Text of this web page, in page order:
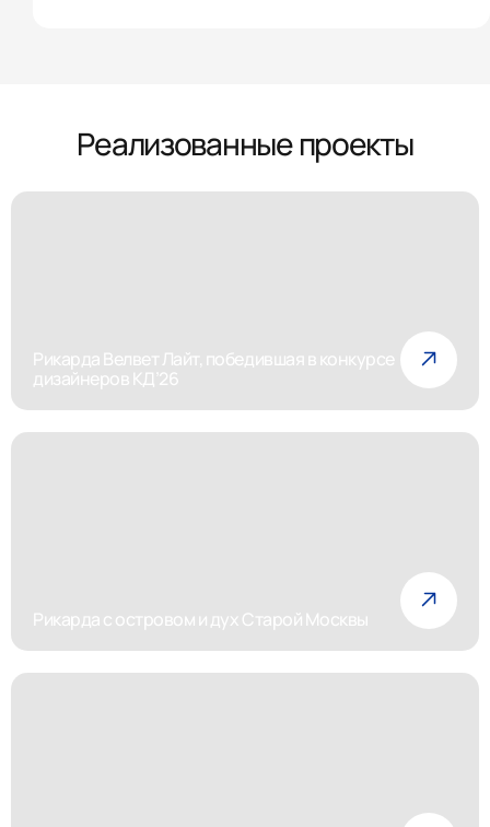
Реализованные проекты
Рикарда Велвет Лайт, победившая в конкурсе
дизайнеров КД’26
Рикарда с островом и дух Старой Москвы